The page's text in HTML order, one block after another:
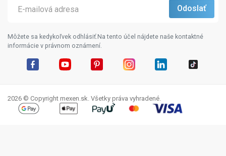
Môžete sa kedykoľvek odhlásiť.Na tento účel nájdete naše kontaktné
informácie v právnom oznámení.
2026 © Copyright mexen.sk. Všetky práva vyhradené.